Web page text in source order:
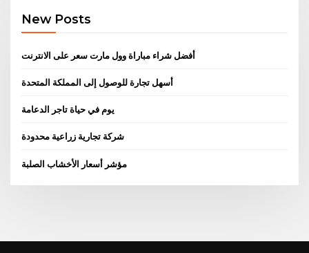
New Posts
أفضل شراء مباراة وول مارت سعر على الانترنت
أسهل تجارة للوصول إلى المملكة المتحدة
يوم في حياة تاجر الدعامة
شركة تجارية زراعية محدودة
مؤشر أسعار الأخشاب الصلبة